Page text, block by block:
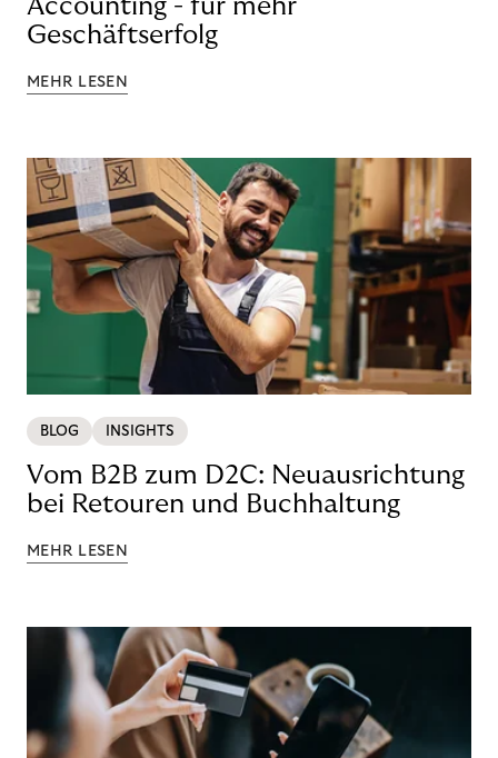
Accounting - für mehr
Geschäftserfolg
MEHR LESEN
BLOG INSIGHTS
Vom B2B zum D2C: Neuausrichtung
bei Retouren und Buchhaltung
MEHR LESEN